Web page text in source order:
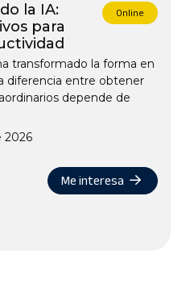
la IA:
para
Online
transformado la forma en
diferencia entre obtener
depende de
2026
Me interesa